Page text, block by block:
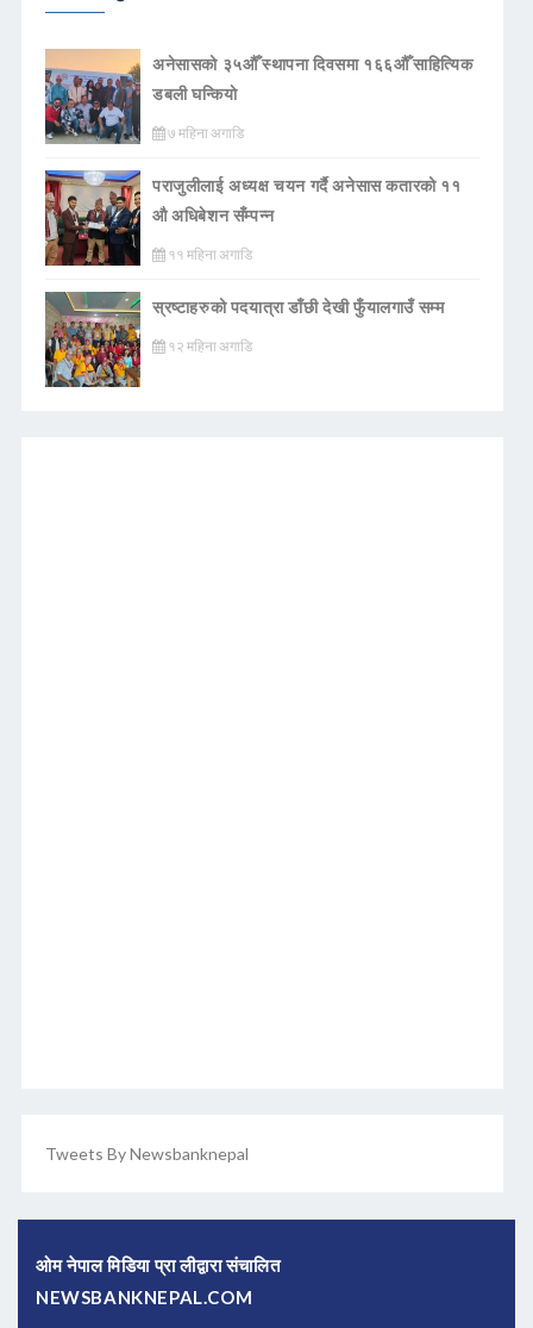
अनेसासको ३५औँ स्थापना दिवसमा १६६औँ साहित्यिक
डबली घन्कियाे
७ महिना अगाडि
पराजुलीलाई अध्यक्ष चयन गर्दै अनेसास कतारको ११
औ अधिबेशन सँम्पन्न
११ महिना अगाडि
स्रष्टाहरुको पदयात्रा डाँछी देखी फुँयालगाउँ सम्म
१२ महिना अगाडि
Tweets By Newsbanknepal
ओम नेपाल मिडिया प्रा लीद्वारा संचालित
NEWSBANKNEPAL.COM